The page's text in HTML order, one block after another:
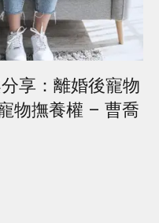
享：離婚後寵物
物撫養權 – 曹喬